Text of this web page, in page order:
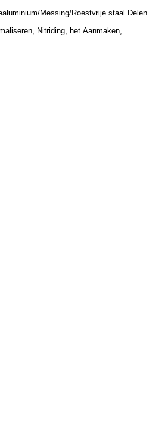
Messing/Roestvrije staal Delen
Nitriding, het Aanmaken,